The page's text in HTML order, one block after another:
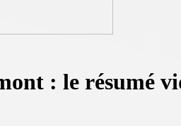
: le résumé